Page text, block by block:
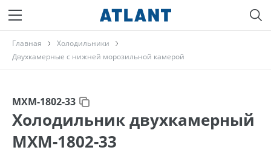
Главная
Холодильники
Двухкамерные с нижней морозильной камерой
МХМ-1802-33
Холодильник двухкамерный
МХМ-1802-33